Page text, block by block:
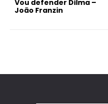
Vou defender Dilma –
João Franzin